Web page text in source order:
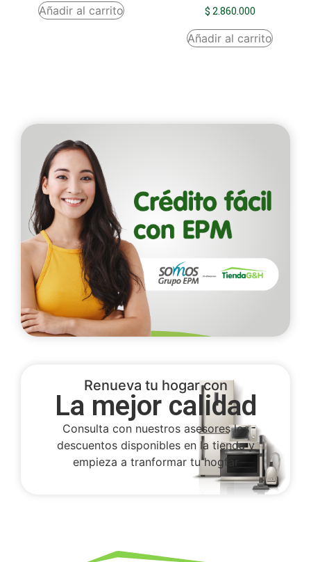
Añadir al carrito $ 2.860.000
Añadir al carrito
Renueva tu hogar con
La mejor calidad
Consulta con nuestros asesores los
descuentos disponibles en la tienda y
empieza a tranformar tu hogfar